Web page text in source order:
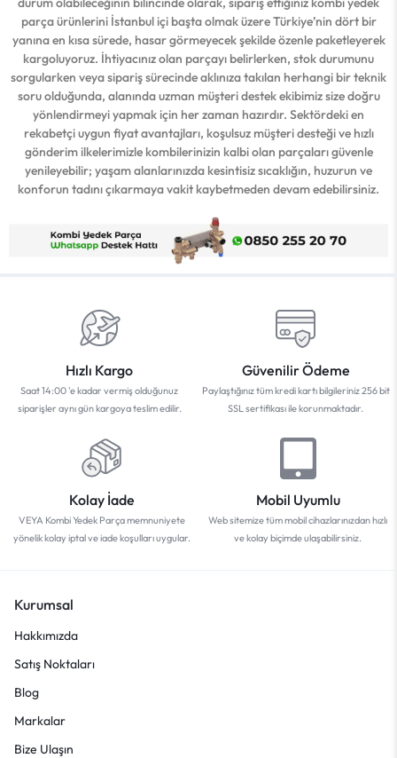
parça ürünlerini İstanbul içi başta olmak üzere Türkiye’nin dört bir
yanına en kısa sürede, hasar görmeyecek şekilde özenle paketleyerek
kargoluyoruz. İhtiyacınız olan parçayı belirlerken, stok durumunu
sorgularken veya sipariş sürecinde aklınıza takılan herhangi bir teknik
soru olduğunda, alanında uzman müşteri destek ekibimiz size doğru
yönlendirmeyi yapmak için her zaman hazırdır. Sektördeki en
rekabetçi uygun fiyat avantajları, koşulsuz müşteri desteği ve hızlı
gönderim ilkelerimizle kombilerinizin kalbi olan parçaları güvenle
yenileyebilir; yaşam alanlarınızda kesintisiz sıcaklığın, huzurun ve
konforun tadını çıkarmaya vakit kaybetmeden devam edebilirsiniz.
Hızlı Kargo
Saat 14:00 'e kadar vermiş olduğunuz
siparişler aynı gün kargoya teslim edilir.
Güvenilir Ödeme
Paylaştığınız tüm kredi kartı bilgileriniz 256 bit
SSL sertifikası ile korunmaktadır.
Kolay İade
VEYA Kombi Yedek Parça memnuniyete
yönelik kolay iptal ve iade koşulları uygular.
Mobil Uyumlu
Web sitemize tüm mobil cihazlarınızdan hızlı
ve kolay biçimde ulaşabilirsiniz.
Kurumsal
Hakkımızda
Satış Noktaları
Blog
Markalar
Bize Ulaşın